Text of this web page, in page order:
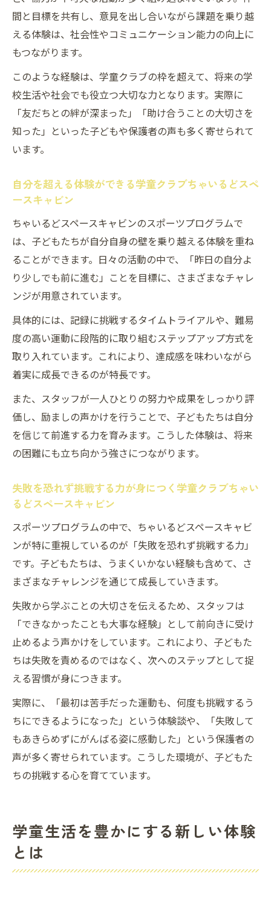
間と目標を共有し、意見を出し合いながら課題を乗り越
える体験は、社会性やコミュニケーション能力の向上に
もつながります。
このような経験は、学童クラブの枠を超えて、将来の学
校生活や社会でも役立つ大切な力となります。実際に
「友だちとの絆が深まった」「助け合うことの大切さを
知った」といった子どもや保護者の声も多く寄せられて
います。
自分を超える体験ができる学童クラブちゃいるどスペ
ースキャビン
ちゃいるどスペースキャビンのスポーツプログラムで
は、子どもたちが自分自身の壁を乗り越える体験を重ね
ることができます。日々の活動の中で、「昨日の自分よ
り少しでも前に進む」ことを目標に、さまざまなチャレ
ンジが用意されています。
具体的には、記録に挑戦するタイムトライアルや、難易
度の高い運動に段階的に取り組むステップアップ方式を
取り入れています。これにより、達成感を味わいながら
着実に成長できるのが特長です。
また、スタッフが一人ひとりの努力や成果をしっかり評
価し、励ましの声かけを行うことで、子どもたちは自分
を信じて前進する力を育みます。こうした体験は、将来
の困難にも立ち向かう強さにつながります。
失敗を恐れず挑戦する力が身につく学童クラブちゃい
るどスペースキャビン
スポーツプログラムの中で、ちゃいるどスペースキャビ
ンが特に重視しているのが「失敗を恐れず挑戦する力」
です。子どもたちは、うまくいかない経験も含めて、さ
まざまなチャレンジを通じて成長していきます。
失敗から学ぶことの大切さを伝えるため、スタッフは
「できなかったことも大事な経験」として前向きに受け
止めるよう声かけをしています。これにより、子どもた
ちは失敗を責めるのではなく、次へのステップとして捉
える習慣が身につきます。
実際に、「最初は苦手だった運動も、何度も挑戦するう
ちにできるようになった」という体験談や、「失敗して
もあきらめずにがんばる姿に感動した」という保護者の
声が多く寄せられています。こうした環境が、子どもた
ちの挑戦する心を育てています。
学童生活を豊かにする新しい体験
とは